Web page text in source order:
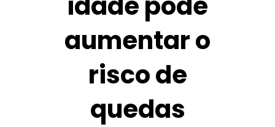
aumentar o
risco de
quedas